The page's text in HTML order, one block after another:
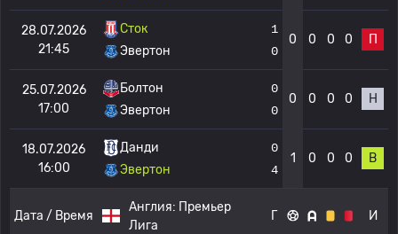
28.07.2026
21:45
Сток
Эвертон
1
0
0 0 0 0 П
25.07.2026
17:00
Болтон
Эвертон
0
0
0 0 0 0 Н
18.07.2026
16:00
Данди
Эвертон
0
4
1 0 0 0 В
Дата / Время
Англия: Премьер
Лига
Г И